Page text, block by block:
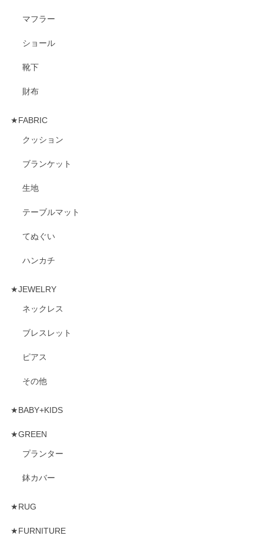
マフラー
ショール
靴下
財布
★FABRIC
クッション
ブランケット
生地
テーブルマット
てぬぐい
ハンカチ
★JEWELRY
ネックレス
ブレスレット
ピアス
その他
★BABY+KIDS
★GREEN
プランター
鉢カバー
★RUG
★FURNITURE